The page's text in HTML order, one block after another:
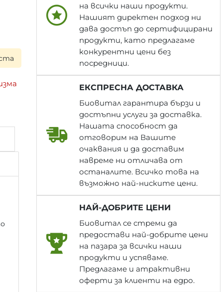
следващия работен ден при поръчка до 17:00 ч. ▪
на всички наши продукти.
Нашият директен подход ни
дава достъп до сертифицирани
продукти, като предлагаме
конкурентни цени без
посредници.
ЕКСПРЕСНА ДОСТАВКА
Биовитал гарантира бързи и
достъпни услуги за доставка.
Нашата способност да
отговорим на Вашите
очаквания и да доставим
навреме ни отличава от
останалите. Всичко това на
възможно най-ниските цени.
НАЙ-ДОБРИТЕ ЦЕНИ
Биовитал се стреми да
предостави най-добрите цени
на пазара за всички наши
продукти и успяваме.
Предлагаме и атрактивни
оферти за клиенти на едро.